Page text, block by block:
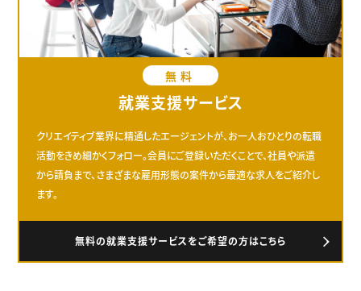
無料
就業支援サービス
クリエイティブ業界に精通したエージェントが、お一人おひとりの転職
活動をきめ細かくフォロー。会員にご登録いただくことで、社員や派遣
から請負まで、さまざまな雇用形態の案件から最適な求人をご紹介し
ます。
無料の就業支援サービスをご希望の方はこちら